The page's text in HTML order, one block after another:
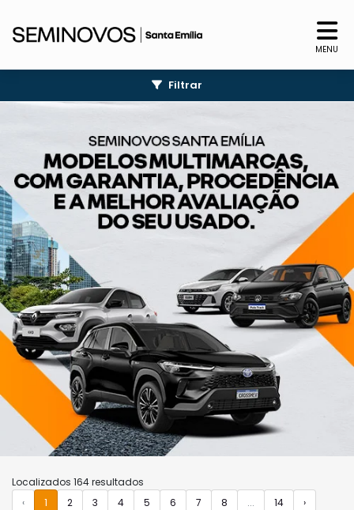
MENU
Localizados 164 resultados
‹
1 2 3 4 5 6 7 8 ... 14 ›
Filtrar